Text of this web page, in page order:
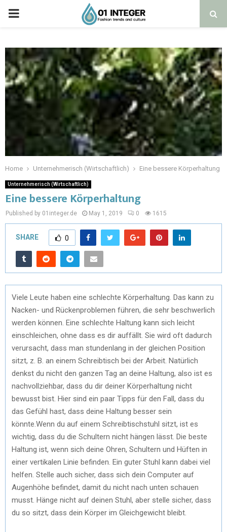
Home Unternehmerisch (Wirtschaftlich) Eine bessere Körperhaltung
Unternehmerisch (Wirtschaftlich)
Eine bessere Körperhaltung
Published by 01integer.de May 1, 2019 0 1615
SHARE 0
Viele Leute haben eine schlechte Körperhaltung. Das kann zu
Nacken- und Rückenproblemen führen, die sehr beschwerlich
werden können. Eine schlechte Haltung kann sich leicht
einschleichen, ohne dass es dir auffällt. Sie wird oft dadurch
verursacht, dass man stundenlang in der gleichen Position
sitzt, z. B. an einem Schreibtisch bei der Arbeit. Natürlich
denkst du nicht den ganzen Tag an deine Haltung, also ist es
nachvollziehbar, dass du dir deiner Körperhaltung nicht
bewusst bist. Hier sind ein paar Tipps für den Fall, dass du
das Gefühl hast, dass deine Haltung besser sein
könnte.Wenn du auf einem Schreibtischstuhl sitzt, ist es
wichtig, dass du die Schultern nicht hängen lässt. Die beste
Haltung ist, wenn sich deine Ohren, Schultern und Hüften in
einer vertikalen Linie befinden. Ein guter Stuhl kann dabei viel
helfen. Stelle auch sicher, dass sich dein Computer auf
Augenhöhe befindet, damit du nicht nach unten schauen
musst. Hänge nicht auf deinen Stuhl, aber stelle sicher, dass
du so sitzt, dass dein Körper im Gleichgewicht bleibt.